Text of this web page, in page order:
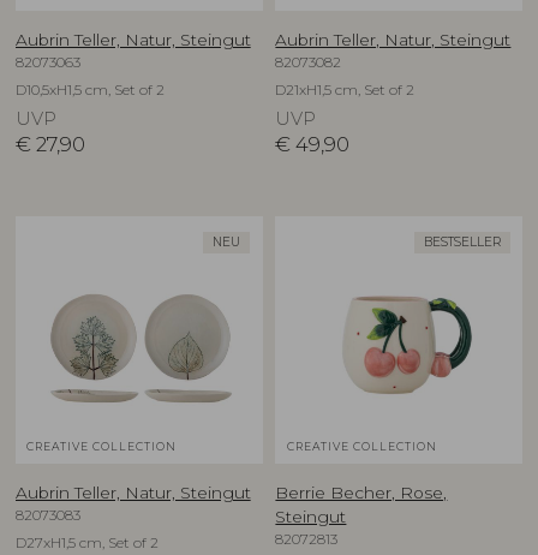
Aubrin Teller, Natur, Steingut
82073063
D10,5xH1,5 cm, Set of 2
UVP
€ 27,90
Aubrin Teller, Natur, Steingut
82073082
D21xH1,5 cm, Set of 2
UVP
€ 49,90
NEU
CREATIVE COLLECTION
Aubrin Teller, Natur, Steingut
82073083
D27xH1,5 cm, Set of 2
BESTSELLER
CREATIVE COLLECTION
Berrie Becher, Rose,
Steingut
82072813